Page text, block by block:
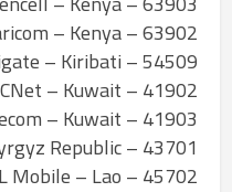
63902 – Safaricom – Kenya
54509 – Kiribati Frigate – Kiribati
41902 – Mobile Telecoms MTCNet – Kuwait
41903 – Wataniya Telecom – Kuwait
43701 – Bitel – Kyrgyz Republic
45702 – ETL Mobile – Lao